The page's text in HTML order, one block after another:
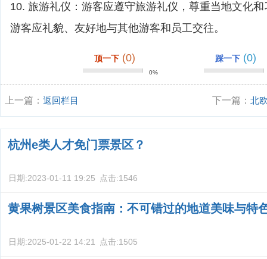
10. 旅游礼仪：游客应遵守旅游礼仪，尊重当地文化
游客应礼貌、友好地与其他游客和员工交往。
顶一下 (0)
0%
踩一下 (0)
上一篇： 返回栏目 下一篇：北
杭州e类人才免门票景区？
日期:2023-01-11 19:25 点击:1546
黄果树景区美食指南：不可错过的地道美味与特
日期:2025-01-22 14:21 点击:1505